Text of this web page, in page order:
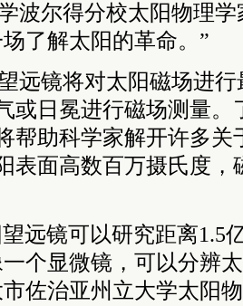
波尔得分校太阳物理学
了解太阳的革命。”
远镜将对太阳磁场进
或日冕进行磁场测量。
帮助科学家解开许多关
表面高数百万摄氏度
远镜可以研究距离1.5
个显微镜，可以分辨
佐治亚州立大学太阳